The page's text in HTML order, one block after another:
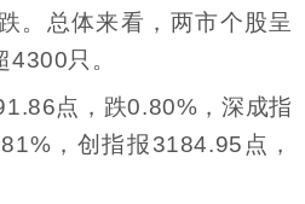
。总体来看，两市个股呈
只。
点，跌0.80%，深成指
，创指报3184.95点，